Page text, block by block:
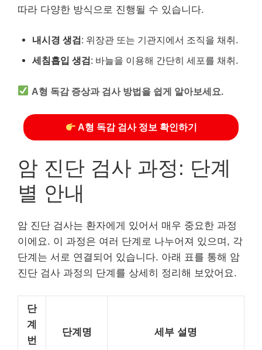
따라 다양한 방식으로 진행될 수 있습니다.
내시경 생검: 위장관 또는 기관지에서 조직을 채취.
세침흡입 생검: 바늘을 이용해 간단히 세포를 채취.
A형 독감 증상과 검사 방법을 쉽게 알아보세요.
A형 독감 검사 정보 확인하기
암 진단 검사 과정: 단계
별 안내
암 진단 검사는 환자에게 있어서 매우 중요한 과정
이에요. 이 과정은 여러 단계로 나누어져 있으며, 각
단계는 서로 연결되어 있습니다. 아래 표를 통해 암
진단 검사 과정의 단계를 상세히 정리해 보았어요.
단
계
번
단계명 세부 설명